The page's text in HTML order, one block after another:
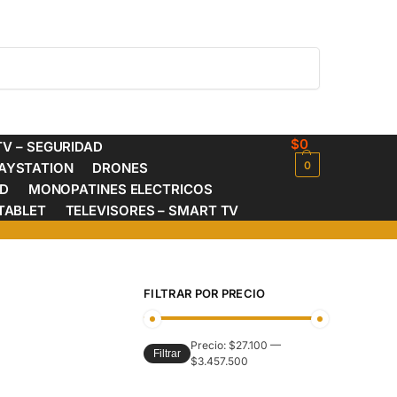
– SEGURIDAD
DRONES
MONOPATINES ELECTRICOS
TELEVISORES – SMART TV
$0
0
FILTRAR POR PRECIO
Filtrar
Precio: $27.100 —
$3.457.500